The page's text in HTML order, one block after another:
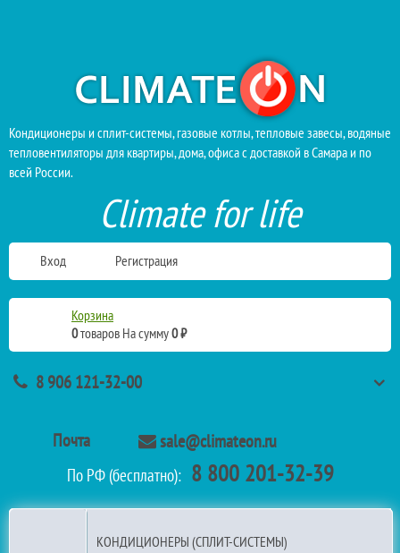
Кондиционеры и сплит-системы, газовые котлы, тепловые завесы, водяные
тепловентиляторы для квартиры, дома, офиса с доставкой в Самара и по
всей России.
Climate for life
Вход Регистрация
Корзина
0товаров На сумму0 ₽
8 906 121-32-00
Почта sale@climateon.ru
По РФ (бесплатно): 8 800 201-32-39
КОНДИЦИОНЕРЫ (СПЛИТ-СИСТЕМЫ)